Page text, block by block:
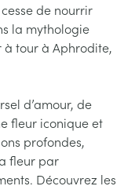
de nourrir
la mythologie
à tour à Aphrodite,
d’amour, de
fleur iconique et
profondes,
fleur par
Découvrez les